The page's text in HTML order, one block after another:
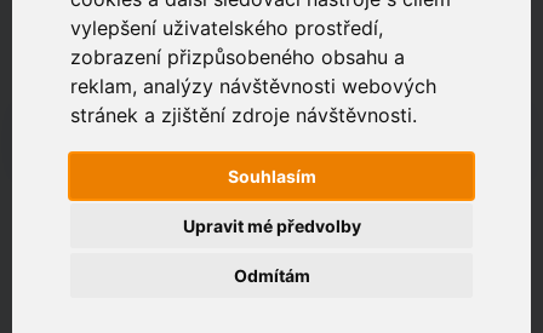
vylepšení uživatelského prostředí,
zobrazení přizpůsobeného obsahu a
reklam, analýzy návštěvnosti webových
stránek a zjištění zdroje návštěvnosti.
Souhlasím
Odmítám
Upravit mé předvolby
Zákaznický portál
Jak rychlé je připojení na vaší adrese?